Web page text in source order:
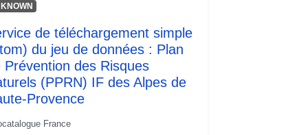
de téléchargement simple
du jeu de données : Plan
Prévention des Risques
(PPRN) IF des Alpes de
Provence
France